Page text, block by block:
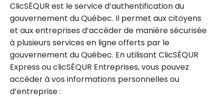
ClicSÉQUR est le service d’authentification du
gouvernement du Québec. Il permet aux citoyens
et aux entreprises d’accéder de manière sécurisée
à plusieurs services en ligne offerts par le
gouvernement du Québec. En utilisant ClicSÉQUR
Express ou clicSÉQUR Entreprises, vous pouvez
accéder à vos informations personnelles ou
d’entreprise :